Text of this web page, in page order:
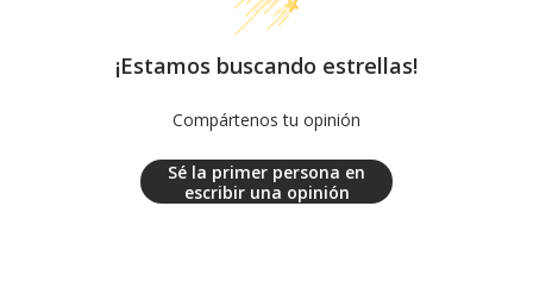
¡Estamos buscando estrellas!
Compártenos tu opinión
Sé la primer persona en
escribir una opinión